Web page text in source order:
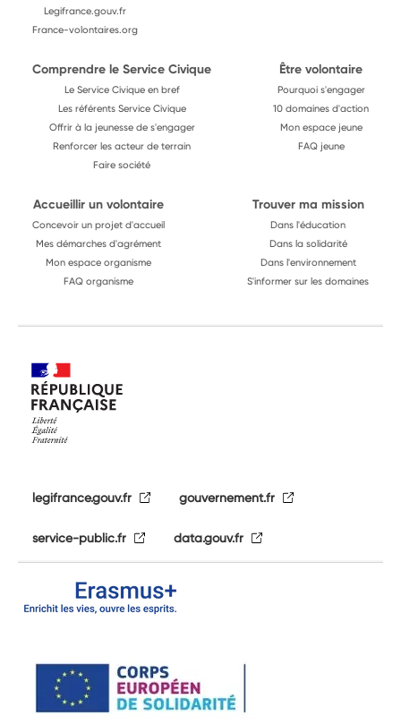
Legifrance.gouv.fr
France-volontaires.org
Comprendre le Service Civique
Le Service Civique en bref
Les référents Service Civique
Offrir à la jeunesse de s'engager
Renforcer les acteur de terrain
Faire société
Être volontaire
Pourquoi s'engager
10 domaines d'action
Mon espace jeune
FAQ jeune
Accueillir un volontaire
Concevoir un projet d'accueil
Mes démarches d'agrément
Mon espace organisme
FAQ organisme
Trouver ma mission
Dans l'éducation
Dans la solidarité
Dans l'environnement
S'informer sur les domaines
legifrance.gouv.fr gouvernement.fr
service-public.fr data.gouv.fr